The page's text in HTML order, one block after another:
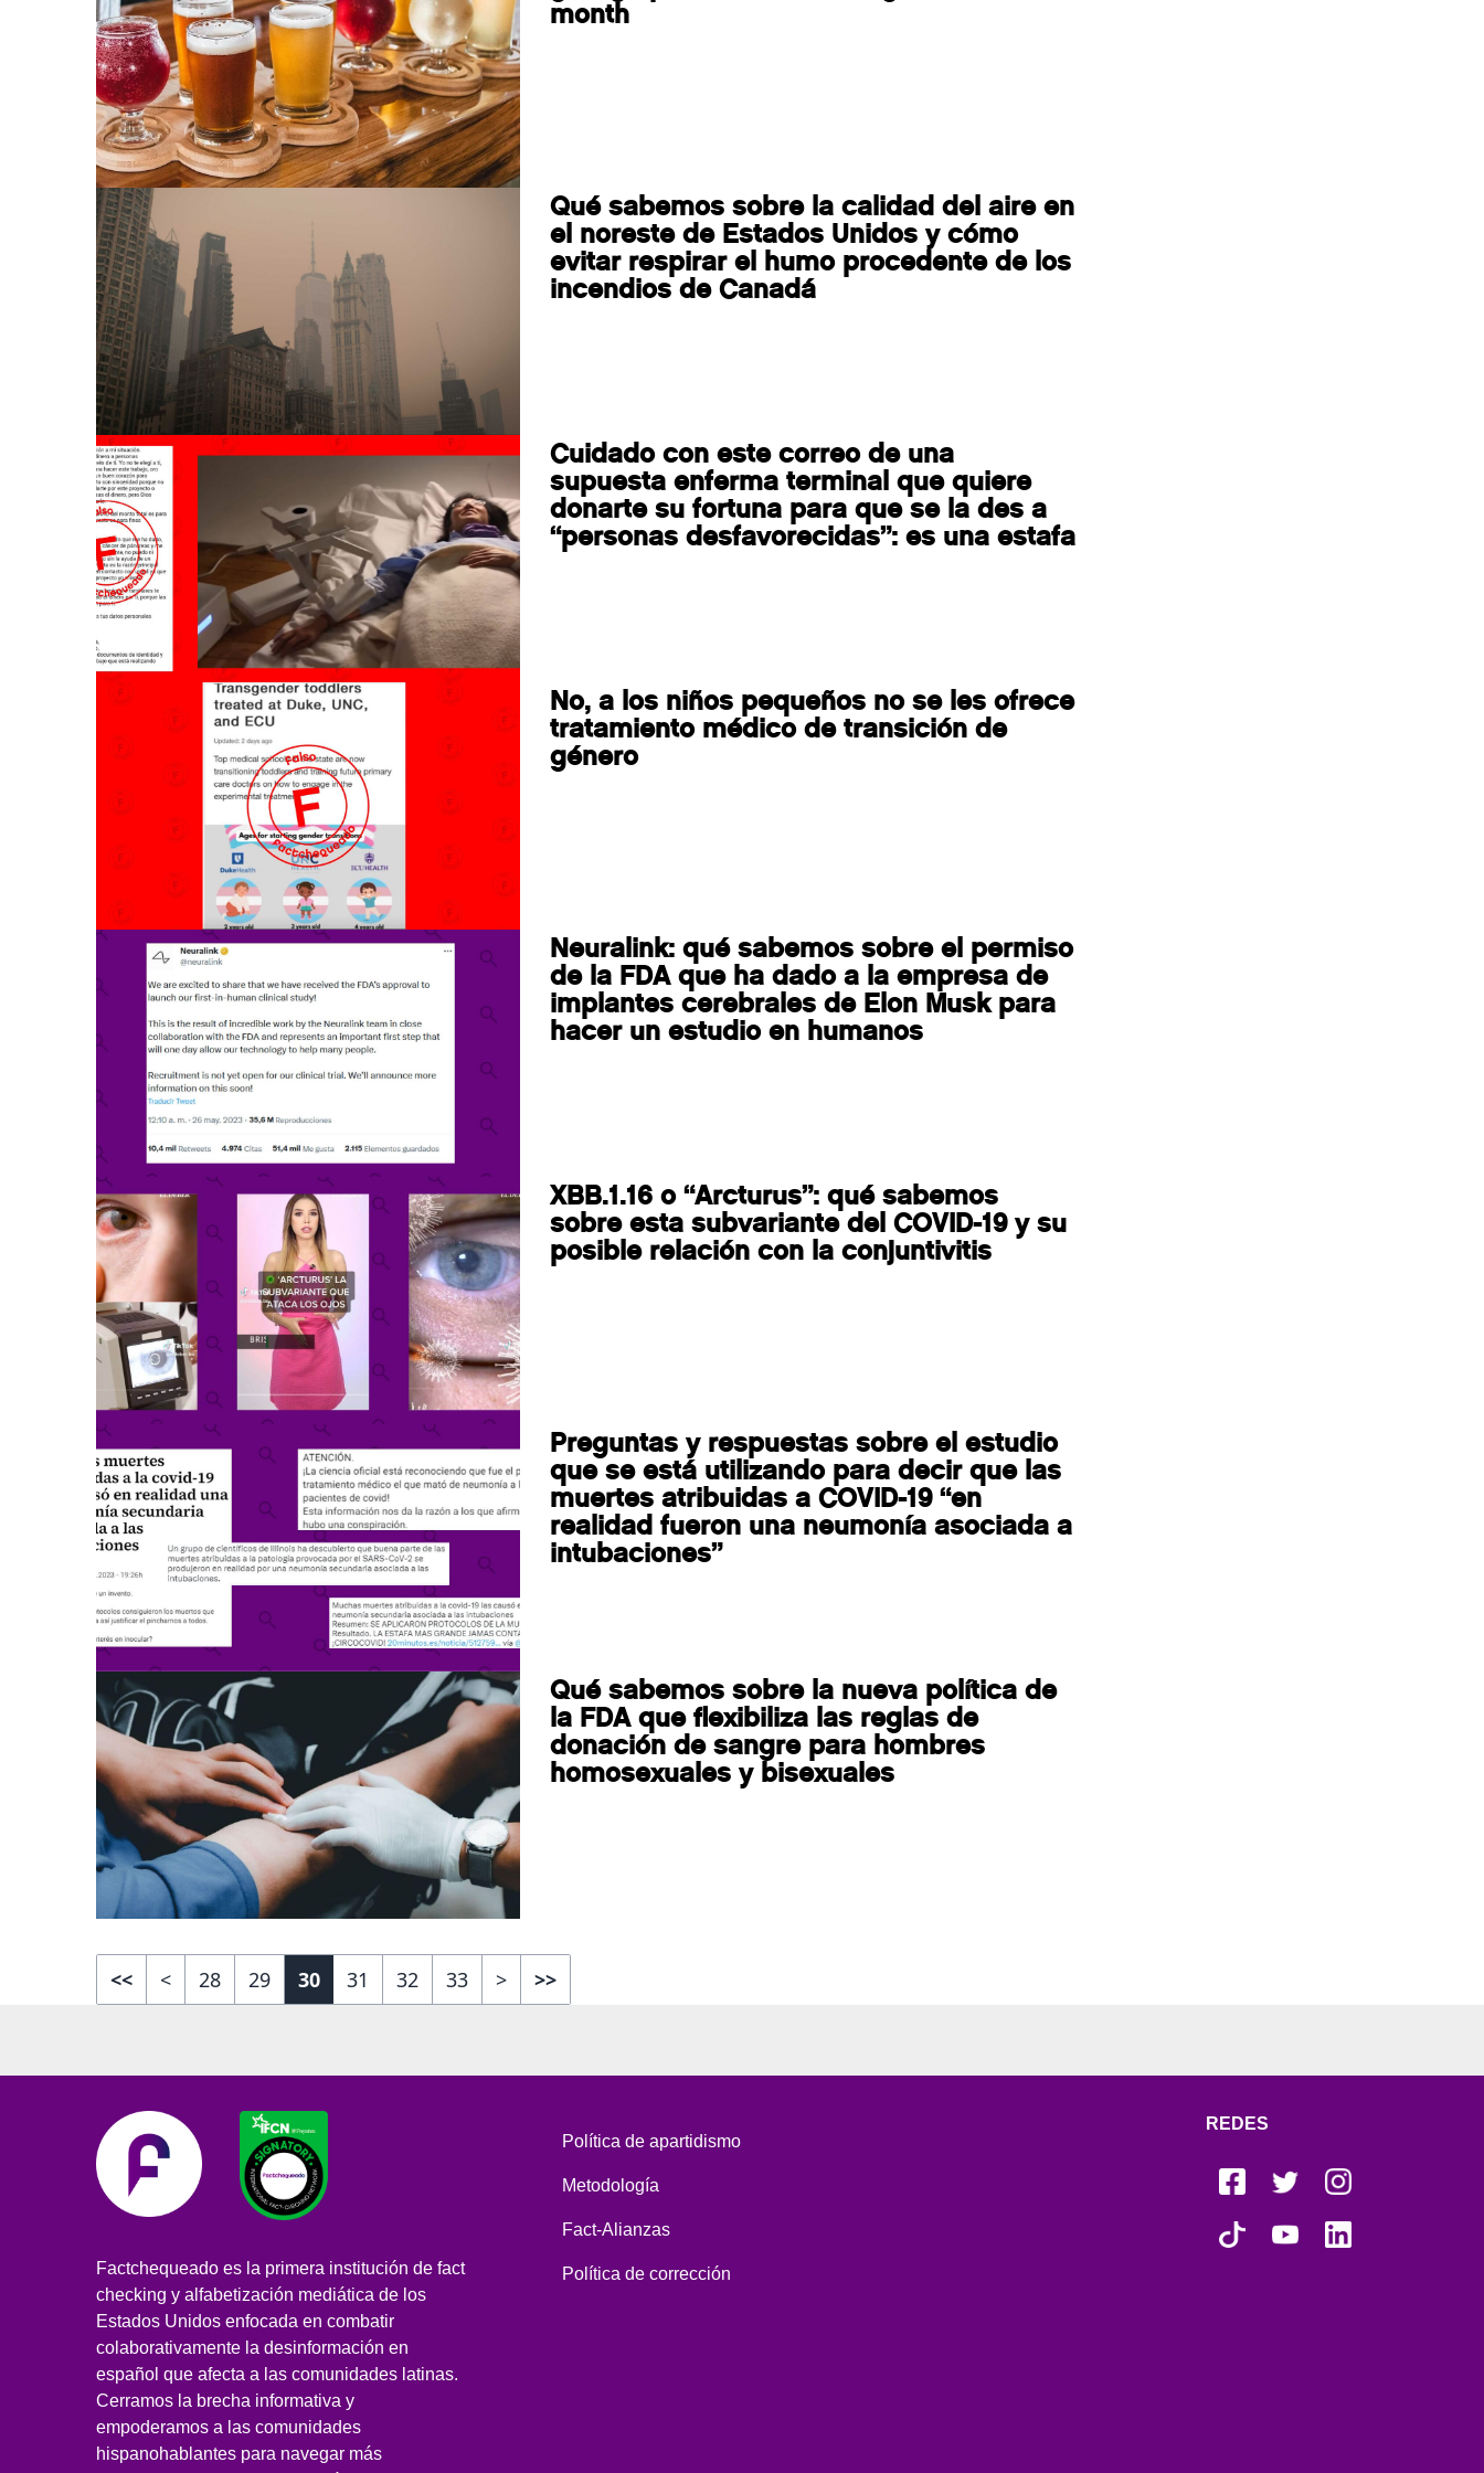
month
Qué sabemos sobre la calidad del aire en
el noreste de Estados Unidos y cómo
evitar respirar el humo procedente de los
incendios de Canadá
Cuidado con este correo de una
supuesta enferma terminal que quiere
donarte su fortuna para que se la des a
“personas desfavorecidas”: es una estafa
No, a los niños pequeños no se les ofrece
tratamiento médico de transición de
género
Neuralink: qué sabemos sobre el permiso
de la FDA que ha dado a la empresa de
implantes cerebrales de Elon Musk para
hacer un estudio en humanos
XBB.1.16 o “Arcturus”: qué sabemos
sobre esta subvariante del COVID-19 y su
posible relación con la conjuntivitis
Preguntas y respuestas sobre el estudio
que se está utilizando para decir que las
muertes atribuidas a COVID-19 “en
realidad fueron una neumonía asociada a
intubaciones”
Qué sabemos sobre la nueva política de
la FDA que flexibiliza las reglas de
donación de sangre para hombres
homosexuales y bisexuales
<< < 28 29 30 31 32 33 > >>
Factchequeado es la primera institución de fact
checking y alfabetización mediática de los
Estados Unidos enfocada en combatir
colaborativamente la desinformación en
español que afecta a las comunidades latinas.
Cerramos la brecha informativa y
empoderamos a las comunidades
hispanohablantes para navegar más
Política de apartidismo
Metodología
Fact-Alianzas
Política de corrección
REDES